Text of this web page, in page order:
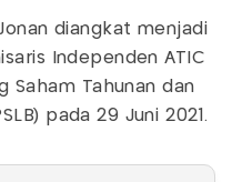
diangkat menjadi
Independen ATIC
Saham Tahunan dan
pada 29 Juni 2021.